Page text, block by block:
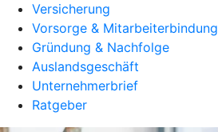
Versicherung
Vorsorge & Mitarbeiterbindung
Gründung & Nachfolge
Auslandsgeschäft
Unternehmerbrief
Ratgeber